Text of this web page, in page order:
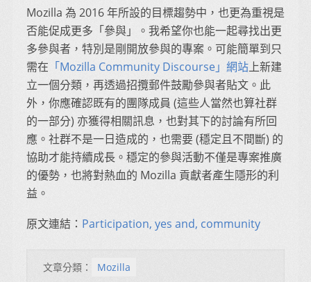
Mozilla 為 2016 年所設的目標趨勢中，也更為重視是
否能促成更多「參與」。我希望你也能一起尋找出更
多參與者，特別是剛開放參與的專案。可能簡單到只
需在 「Mozilla Community Discourse」網站上新建
立一個分類，再透過招攬郵件鼓勵參與者貼文。此
外，你應確認既有的團隊成員 (這些人當然也算社群
的一部分) 亦獲得相關訊息，也對其下的討論有所回
應。社群不是一日造成的，也需要 (穩定且不間斷) 的
協助才能持續成長。穩定的參與活動不僅是專案推廣
的優勢，也將對熱血的 Mozilla 貢獻者產生隱形的利
益。
原文連結： Participation, yes and, community
文章分類： Mozilla